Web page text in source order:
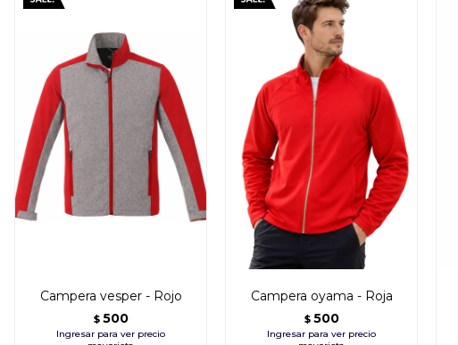
Campera vesper - Rojo
$ 500
Campera oyama - Roja
$ 500